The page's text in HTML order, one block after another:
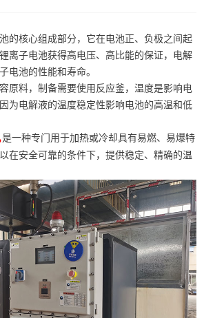
的核心组成部分，它在电池正、负极之间起
离子电池获得高电压、高比能的保证，电解
电池的性能和寿命。
原料，制备需要使用反应釜，温度是影响电
为电解液的温度稳定性影响电池的高温和低
是一种专门用于加热或冷却具有易燃、易爆特
在安全可靠的条件下，提供稳定、精确的温